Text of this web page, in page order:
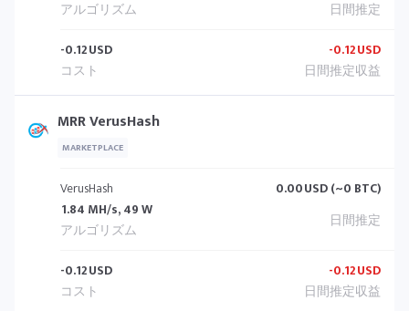
-0.12USD -0.12USD
MRR VerusHash
MARKETPLACE
VerusHash
1.84 MH/s, 49 W
0.00USD (~0 BTC)
-0.12USD -0.12USD